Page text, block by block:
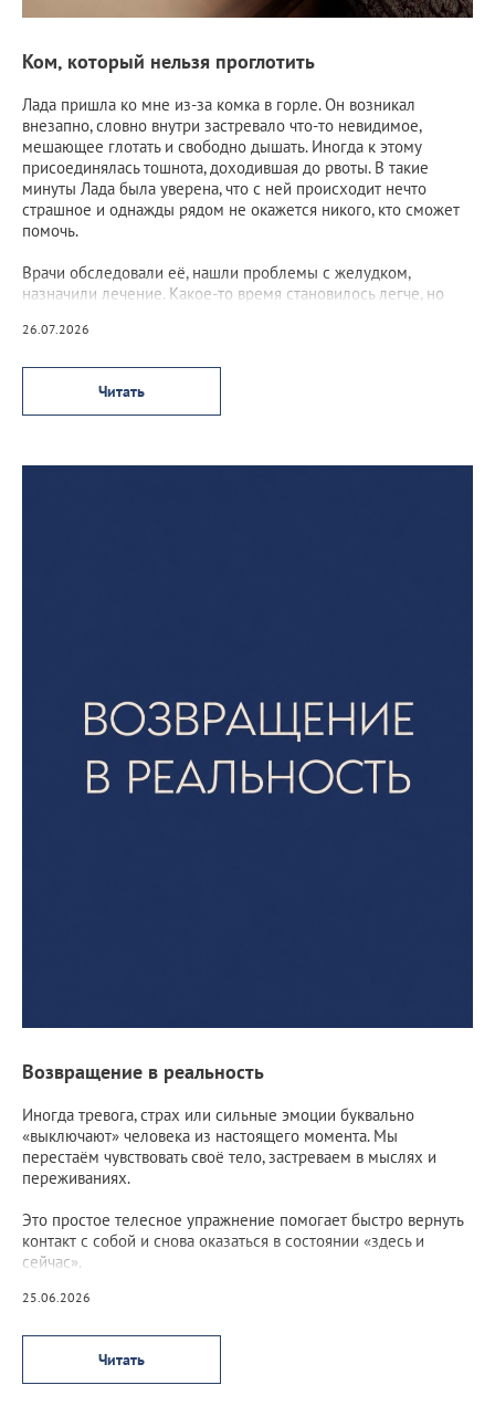
Ком, который нельзя проглотить
Лада пришла ко мне из-за комка в горле. Он возникал
внезапно, словно внутри застревало что-то невидимое,
мешающее глотать и свободно дышать. Иногда к этому
присоединялась тошнота, доходившая до рвоты. В такие
минуты Лада была уверена, что с ней происходит нечто
страшное и однажды рядом не окажется никого, кто сможет
помочь.
Врачи обследовали её, нашли проблемы с желудком,
назначили лечение. Какое-то время становилось легче, но
26.07.2026
Читать
Возвращение в реальность
Иногда тревога, страх или сильные эмоции буквально
«выключают» человека из настоящего момента. Мы
перестаём чувствовать своё тело, застреваем в мыслях и
переживаниях.
Это простое телесное упражнение помогает быстро вернуть
контакт с собой и снова оказаться в состоянии «здесь и
сейчас».
25.06.2026
Читать